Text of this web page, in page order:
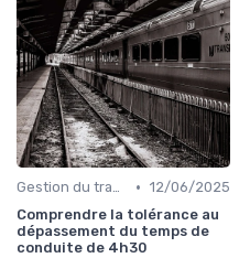
Gestion du trafic • 12/06/2025
Comprendre la tolérance au
dépassement du temps de
conduite de 4h30